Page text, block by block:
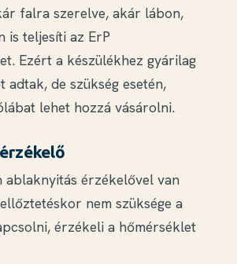
falra szerelve, akár lábon,
is teljesíti az ErP
Ezért a készülékhez gyárilag
adtak, de szükség esetén,
lehet hozzá vásárolni.
ablaknyitás érzékelővel van
nem szüksége a
érzékeli a hőmérséklet